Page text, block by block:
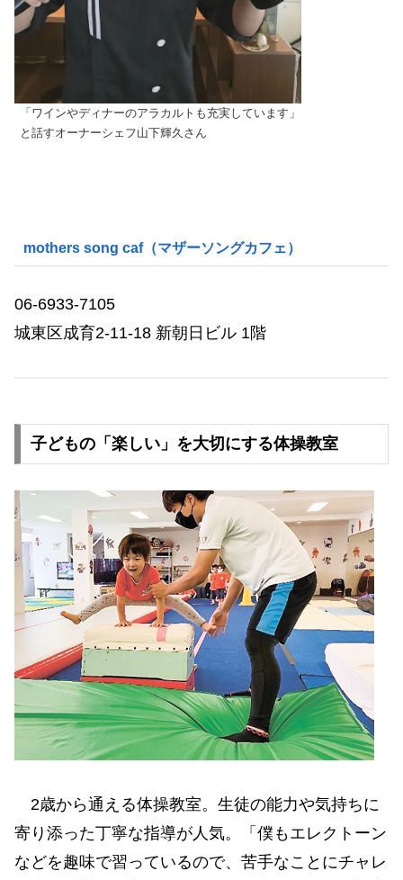
「ワインやディナーのアラカルトも充実しています」
と話すオーナーシェフ山下輝久さん
mothers song caf（マザーソングカフェ）
06-6933-7105
城東区成育2-11-18 新朝日ビル 1階
子どもの「楽しい」を大切にする体操教室
2歳から通える体操教室。生徒の能力や気持ちに
寄り添った丁寧な指導が人気。「僕もエレクトーン
などを趣味で習っているので、苦手なことにチャレ